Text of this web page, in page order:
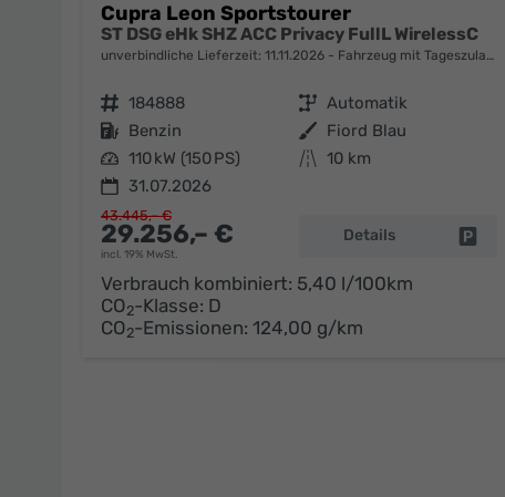
Cupra Leon Sportstourer
ST DSG eHk SHZ ACC Privacy FullL WirelessC
unverbindliche Lieferzeit: 11.11.2026 Fahrzeug mit Tageszulassung
Fahrzeugnr. 184888 Getriebe Automatik
Kraftstoff Benzin Außenfarbe Fiord Blau
Leistung 110 kW (150 PS) Kilometerstand 10 km
31.07.2026
29.256,– €
incl. 19% MwSt.
43.445,– €
Details
Verbrauch kombiniert: 5,40 l/100km
CO2-Klasse: D
CO2-Emissionen: 124,00 g/km